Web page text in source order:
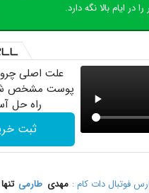
در ایام بالا نگه دارد.
علت اصلی
پوست مشخص
راه حل
ثبت
فوتبال دات کام : مهدی طارمی